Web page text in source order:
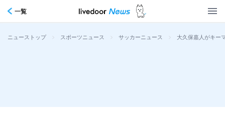
一覧
ニューストップ > スポーツニュース > サッカーニュース > 大久保嘉人がキー